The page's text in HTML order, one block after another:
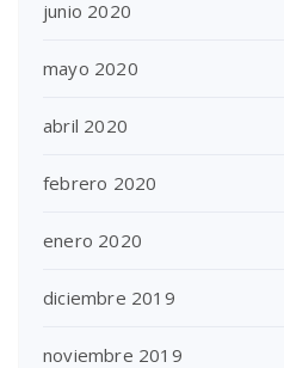
junio 2020
mayo 2020
abril 2020
febrero 2020
enero 2020
diciembre 2019
noviembre 2019